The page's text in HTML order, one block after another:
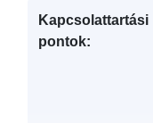
Kapcsolattartási
pontok: